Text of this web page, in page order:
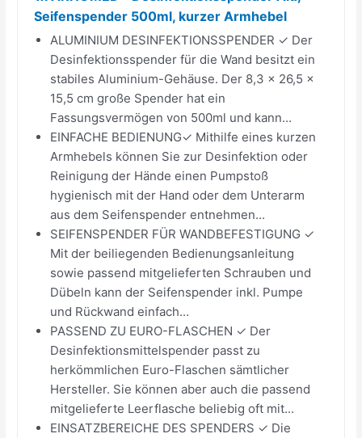
Seifenspender 500ml, kurzer Armhebel
ALUMINIUM DESINFEKTIONSSPENDER ✓ Der
Desinfektionsspender für die Wand besitzt ein
stabiles Aluminium-Gehäuse. Der 8,3 x 26,5 x
15,5 cm große Spender hat ein
Fassungsvermögen von 500ml und kann...
EINFACHE BEDIENUNG✓ Mithilfe eines kurzen
Armhebels können Sie zur Desinfektion oder
Reinigung der Hände einen Pumpstoß
hygienisch mit der Hand oder dem Unterarm
aus dem Seifenspender entnehmen...
SEIFENSPENDER FÜR WANDBEFESTIGUNG ✓
Mit der beiliegenden Bedienungsanleitung
sowie passend mitgelieferten Schrauben und
Dübeln kann der Seifenspender inkl. Pumpe
und Rückwand einfach...
PASSEND ZU EURO-FLASCHEN ✓ Der
Desinfektionsmittelspender passt zu
herkömmlichen Euro-Flaschen sämtlicher
Hersteller. Sie können aber auch die passend
mitgelieferte Leerflasche beliebig oft mit...
EINSATZBEREICHE DES SPENDERS ✓ Die